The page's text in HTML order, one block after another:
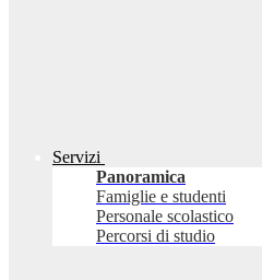
Servizi
Panoramica
Famiglie e studenti
Personale scolastico
Percorsi di studio